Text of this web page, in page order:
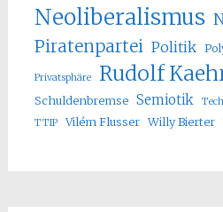
Neoliberalismus
Piratenpartei Politik
Privatsphäre Rudolf
Schuldenbremse Semiotik
TTIP
Vilém Flusser Willy Bierter